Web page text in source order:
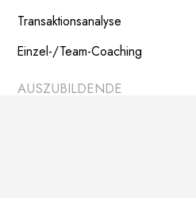
Transaktionsanalyse
Einzel-/Team-Coaching
AUSZUBILDENDE